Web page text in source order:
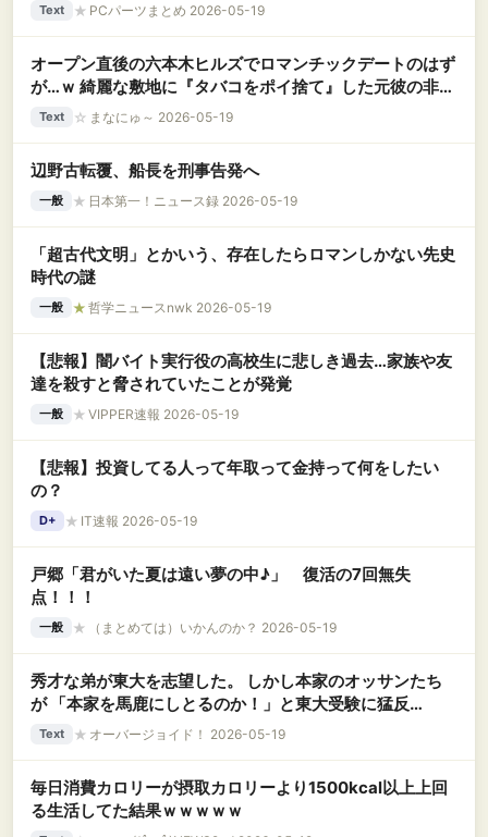
Text ★ PCパーツまとめ 2026-05-19
オープン直後の六本木ヒルズでロマンチックデートのはず
が…ｗ 綺麗な敷地に『タバコをポイ捨て』した元彼の非常
識マナーに一瞬で冷めきった
Text ☆ まなにゅ～ 2026-05-19
辺野古転覆、船長を刑事告発へ
一般 ★ 日本第一！ニュース録 2026-05-19
「超古代文明」とかいう、存在したらロマンしかない先史
時代の謎
一般 ★ 哲学ニュースnwk 2026-05-19
【悲報】闇バイト実行役の高校生に悲しき過去…家族や友
達を殺すと脅されていたことが発覚
一般 ★ VIPPER速報 2026-05-19
【悲報】投資してる人って年取って金持って何をしたい
の？
D+ ★ IT速報 2026-05-19
戸郷「君がいた夏は遠い夢の中♪」 復活の7回無失
点！！！
一般 ★ （まとめては）いかんのか？ 2026-05-19
秀才な弟が東大を志望した。 しかし本家のオッサンたち
が 「本家を馬鹿にしとるのか！」と東大受験に猛反
対！ 父「…受験やめない？」母「お前は本当に父親
Text ★ オーバージョイド！ 2026-05-19
毎日消費カロリーが摂取カロリーより1500kcal以上上回
る生活してた結果ｗｗｗｗｗ